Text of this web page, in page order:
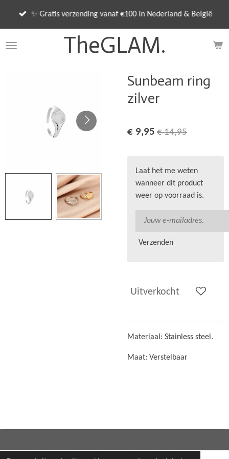
de
TheGLAM.
✨ Gratis verzending vanaf €100 in Nederland & België
Sunbeam ring
zilver
€ 9,95 € 14,95
Laat het me weten
wanneer dit product
weer op voorraad is.
Verzenden
Uitverkocht
Materiaal: Stainless steel.
Maat: Verstelbaar